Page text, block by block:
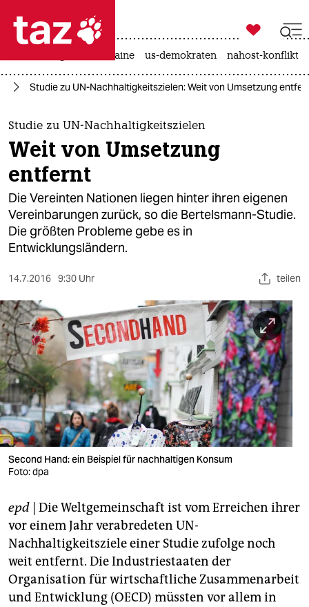
 taz zahl ich
taz zahl ich
themen
politik
öko
gesellschaft
kultur
sport
berlin
nord
wahrheit
verlag
verlag
veranstaltungen
fragen & hilfe
unterstützen
abo
genossenschaft

taz zahl ich
krieg in der ukraine us-demokraten nahost-konflikt
Studie zu UN-Nachhaltigkeitszielen: Weit von Umsetzung
Studie zu UN-Nachhaltigkeitszielen
Weit von Umsetzung
entfernt
Die Vereinten Nationen liegen hinter ihren eigenen
Vereinbarungen zurück, so die Bertelsmann-Studie.
Die größten Probleme gebe es in
Entwicklungsländern.
14.7.2016 9:30 Uhr teilen
Second Hand: ein Beispiel für nachhaltigen Konsum
Foto: dpa
epd | Die Weltgemeinschaft ist vom Erreichen ihrer
vor einem Jahr verabredeten UN-
Nachhaltigkeitsziele einer Studie zufolge noch
weit entfernt. Die Industriestaaten der
Organisation für wirtschaftliche Zusammenarbeit
und Entwicklung (OECD) müssten vor allem in